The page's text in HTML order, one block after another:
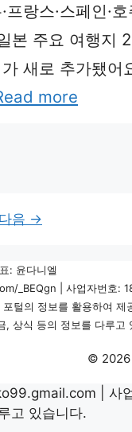
프랑스·스페인·
본 주요 여행지
새로 추가됐어
more
다음 →
: 윤다니엘
_BEQgn | 사업자번호:
털의 정보를 활용하여 제
, 상식 등의 정보를 다루고
© 2026
| 사
고 있습니다.